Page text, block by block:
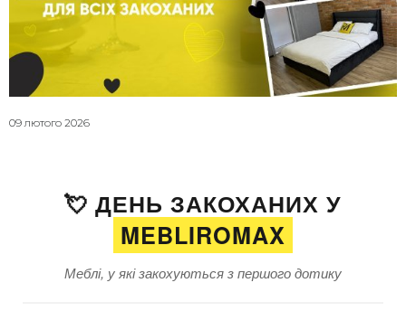
09 лютого 2026
💘 ДЕНЬ ЗАКОХАНИХ У
MEBLIROMAX
Меблі, у які закохуються з першого дотику